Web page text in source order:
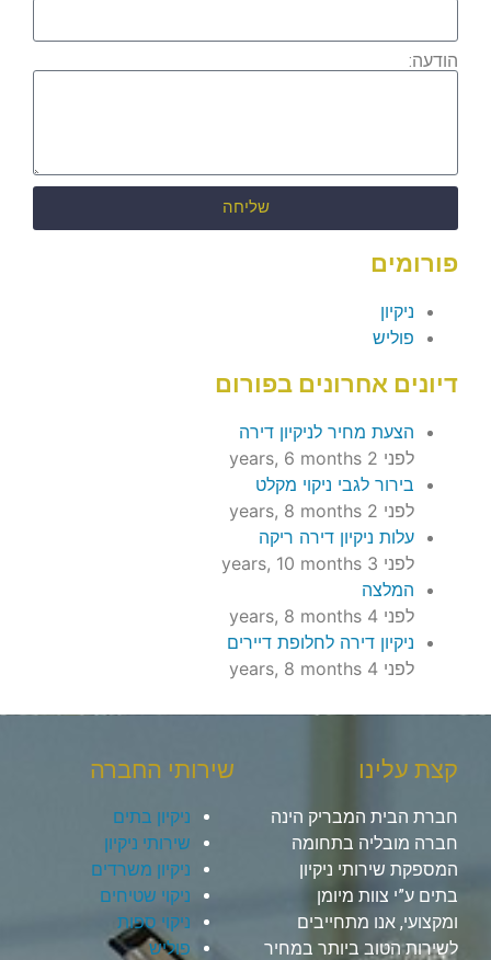
הודעה:
שליחה
פורומים
ניקיון
פוליש
דיונים אחרונים בפורום
הצעת מחיר לניקיון דירה
לפני 2 years, 6 months
בירור לגבי ניקוי מקלט
לפני 2 years, 8 months
עלות ניקיון דירה ריקה
לפני 3 years, 10 months
המלצה
לפני 4 years, 8 months
ניקיון דירה לחלופת דיירים
לפני 4 years, 8 months
קצת עלינו
חברת הבית המבריק הינה
חברה מובליה בתחומה
המספקת שירותי ניקיון
בתים ע”י צוות מיומן
ומקצועי, אנו מתחייבים
לשירות הטוב ביותר במחיר
שירותי החברה
ניקיון בתים
שירותי ניקיון
ניקיון משרדים
ניקוי שטיחים
ניקוי ספות
פוליש